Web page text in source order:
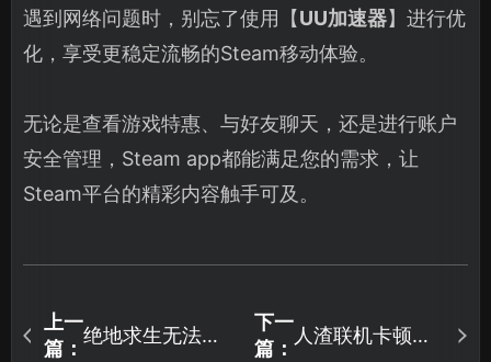
遇到网络问题时，别忘了使用【UU加速器】进行优
化，享受更稳定流畅的Steam移动体验。
无论是查看游戏特惠、与好友聊天，还是进行账户
安全管理，Steam app都能满足您的需求，让
Steam平台的精彩内容触手可及。
上一
篇：
绝地求生无法进
下一
篇：
人渣联机卡顿怎